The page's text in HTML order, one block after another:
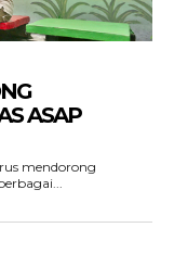
ASAP
mendorong